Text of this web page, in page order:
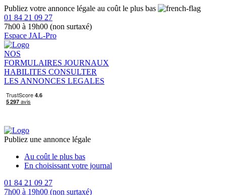
Publiez votre annonce légale au coût le plus bas
01 84 21 09 27
7h00 à 19h00 (non surtaxé)
Espace JAL-Pro
NOS
FORMULAIRES JOURNAUX
HABILITES CONSULTER
LES ANNONCES LEGALES
Publiez une annonce légale
Au coût le plus bas
En choisissant votre journal
01 84 21 09 27
7h00 à 19h00 (non surtaxé)